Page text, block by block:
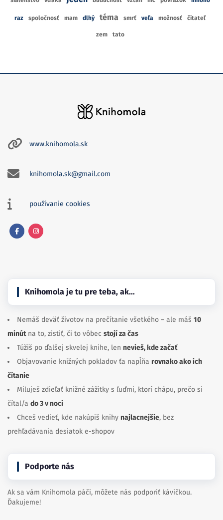
raz spoločnosť mam dlhý téma smrť veľa možnosť čitateľ
zem tato
www.knihomola.sk
knihomola.sk@gmail.com
používanie cookies
Knihomola je tu pre teba, ak…
Nemáš deväť životov na prečítanie všetkého – ale máš 10
minútna to, zistiť, či to vôbec stojí za čas
Túžiš po ďalšej skvelej knihe, len nevieš, kde začať
Objavovanie knižných pokladov ťa napĺňa rovnako ako ich
čítanie
Miluješ zdieľať knižné zážitky s ľuďmi, ktorí chápu, prečo si
čítal/a do 3 v noci
Chceš vedieť, kde nakúpiš knihy najlacnejšie, bez
prehľadávania desiatok e-shopov
Podporte nás
Ak sa vám Knihomola páči, môžete nás podporiť kávičkou.
Ďakujeme!